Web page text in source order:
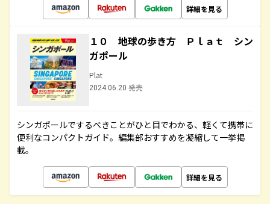
詳細を見る
１０ 地球の歩き方 Ｐｌａｔ シン
ガポール
Plat
2024.06.20 発売
シンガポールでするべきことがひと目でわかる、軽くて携帯に
便利なコンパクトガイド。編集部おすすめを凝縮して一挙掲
載。
詳細を見る